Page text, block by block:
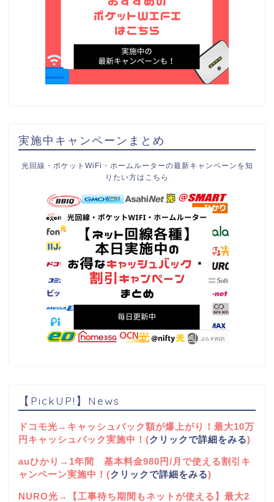
実施中キャンペーンまとめ
光回線・ポケットWiFi・ホームルーターの最新キャンペーンを知
りたい方はこちら
【PickUP!】News
ドコモ光→キャッシュバック額が爆上がり！最大10万
円キャッシュバック実施中！(クリックで詳細をみる)
auひかり→1年間 基本料金980円/月で使える割引キ
ャンペーン実施中！(クリックで詳細をみる)
NURO光→【工事待ち期間もネットが使える】最大2